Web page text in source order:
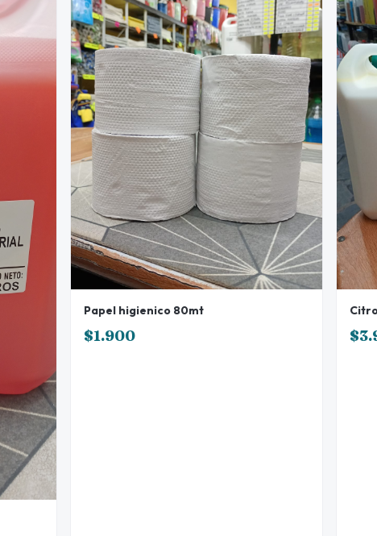
Papel higienico 80mt
$1.900